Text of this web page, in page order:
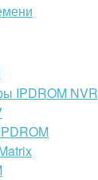
IPDROM NVR